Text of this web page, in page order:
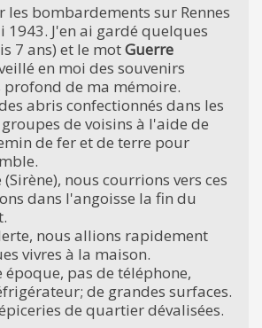
les bombardements sur Rennes
1943. J'en ai gardé quelques
7 ans) et le motGuerre
en moi des souvenirs
de ma mémoire.
abris confectionnés dans les
de voisins à l'aide de
de fer et de terre pour
nous courrions vers ces
dans l'angoisse la fin du
nous allions rapidement
vivres à la maison.
époque, pas de téléphone,
de grandes surfaces.
de quartier dévalisées.